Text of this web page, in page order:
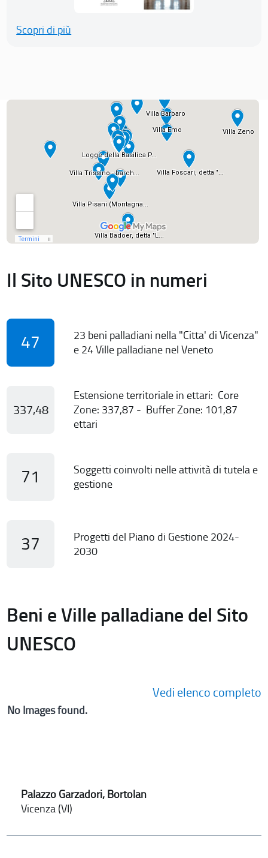
Scopri di più
Il Sito UNESCO in numeri
47
23 beni palladiani nella "Citta' di Vicenza"
e 24 Ville palladiane nel Veneto
337,48
Estensione territoriale in ettari: Core
Zone: 337,87 - Buffer Zone: 101,87
ettari
71
Soggetti coinvolti nelle attività di tutela e
gestione
37
Progetti del Piano di Gestione 2024-
2030
Beni e Ville palladiane del Sito
UNESCO
Vedi elenco completo
No Images found.
Palazzo Garzadori, Bortolan
Vicenza (VI)